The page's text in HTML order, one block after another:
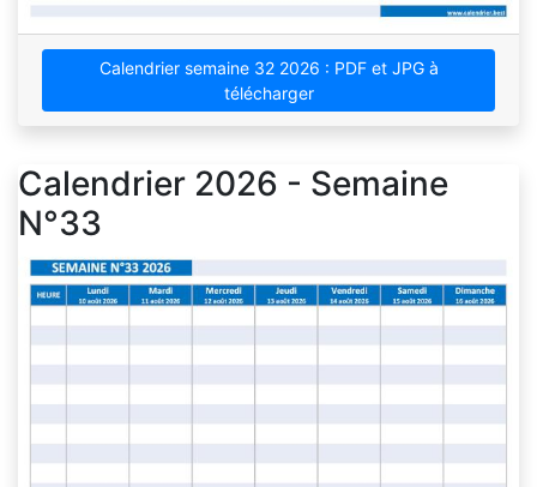
Calendrier semaine 32 2026 : PDF et JPG à
télécharger
Calendrier 2026 - Semaine
N°33